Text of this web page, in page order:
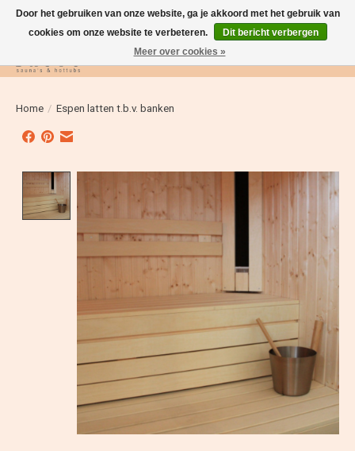
Verlanglijst
Home / Espen latten t.b.v. banken
Door het gebruiken van onze website, ga je akkoord met het gebruik van
cookies om onze website te verbeteren.
Dit bericht verbergen
Meer over cookies »